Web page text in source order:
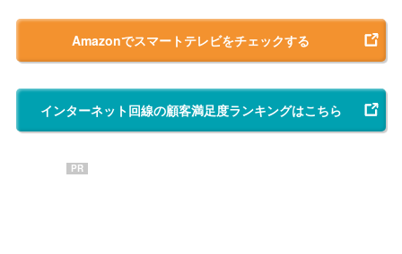
Amazonでスマートテレビをチェックする
インターネット回線の顧客満足度ランキングはこちら
PR